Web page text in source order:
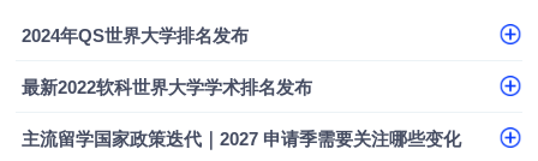
2024年QS世界大学排名发布
最新2022软科世界大学学术排名发布
主流留学国家政策迭代｜2027 申请季需要关注哪些变化